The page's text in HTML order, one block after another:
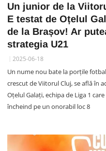
Un junior de la
E testat de Oțelul
de la Brașov! Ar
strategia U21
2025-06-18
Un nume nou bate la porțile
crescut de Viitorul Cluj, se află în
Oțelul Galați, echipa de Liga 1
încheind pe un onorabil loc 8